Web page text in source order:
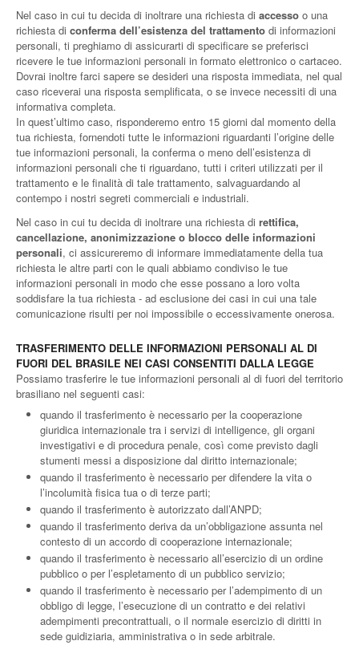
Nel caso in cui tu decida di inoltrare una richiesta di accesso o una
richiesta di conferma dell’esistenza del trattamento di informazioni
personali, ti preghiamo di assicurarti di specificare se preferisci
ricevere le tue informazioni personali in formato elettronico o cartaceo.
Dovrai inoltre farci sapere se desideri una risposta immediata, nel qual
caso riceverai una risposta semplificata, o se invece necessiti di una
informativa completa.
In quest’ultimo caso, risponderemo entro 15 giorni dal momento della
tua richiesta, fornendoti tutte le informazioni riguardanti l’origine delle
tue informazioni personali, la conferma o meno dell’esistenza di
informazioni personali che ti riguardano, tutti i criteri utilizzati per il
trattamento e le finalità di tale trattamento, salvaguardando al
contempo i nostri segreti commerciali e industriali.
Nel caso in cui tu decida di inoltrare una richiesta di rettifica,
cancellazione, anonimizzazione o blocco delle informazioni
personali, ci assicureremo di informare immediatamente della tua
richiesta le altre parti con le quali abbiamo condiviso le tue
informazioni personali in modo che esse possano a loro volta
soddisfare la tua richiesta - ad esclusione dei casi in cui una tale
comunicazione risulti per noi impossibile o eccessivamente onerosa.
TRASFERIMENTO DELLE INFORMAZIONI PERSONALI AL DI
FUORI DEL BRASILE NEI CASI CONSENTITI DALLA LEGGE
Possiamo trasferire le tue informazioni personali al di fuori del territorio
brasiliano nel seguenti casi:
quando il trasferimento è necessario per la cooperazione
giuridica internazionale tra i servizi di intelligence, gli organi
investigativi e di procedura penale, così come previsto dagli
stumenti messi a disposizione dal diritto internazionale;
quando il trasferimento è necessario per difendere la vita o
l’incolumità fisica tua o di terze parti;
quando il trasferimento è autorizzato dall’ANPD;
quando il trasferimento deriva da un’obbligazione assunta nel
contesto di un accordo di cooperazione internazionale;
quando il trasferimento è necessario all’esercizio di un ordine
pubblico o per l’espletamento di un pubblico servizio;
quando il trasferimento è necessario per l’adempimento di un
obbligo di legge, l’esecuzione di un contratto e dei relativi
adempimenti precontrattuali, o il normale esercizio di diritti in
sede guidiziaria, amministrativa o in sede arbitrale.